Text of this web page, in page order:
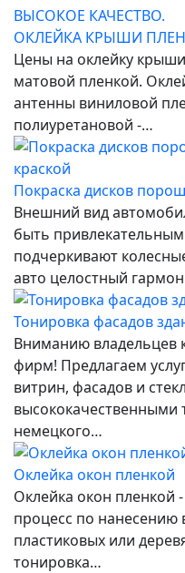
ОКЛЕЙКА КРЫШИ
Цены на оклейку
матовой пленкой.
антенны виниловой
полиуретановой -…
Покраска дисков
Внешний вид
быть
подчеркивают
авто целостный
Тонировка фасадов
Вниманию владельцев
фирм! Предлагаем
витрин, фасадов и
немецкого…
Оклейка окон пленкой
Оклейка окон пленкой
процесс по
пластиковых или
тонировка…